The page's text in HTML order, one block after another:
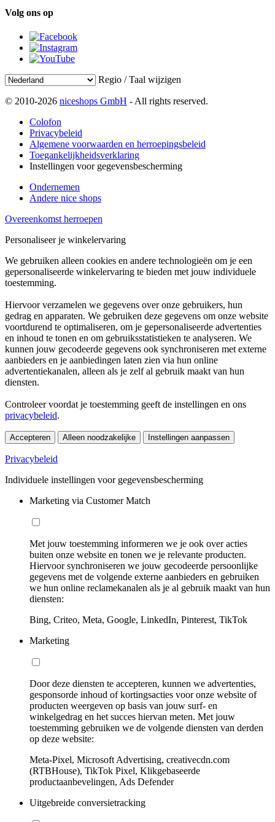
Volg ons op
Regio / Taal wijzigen
© 2010-2026 niceshops GmbH - All rights reserved.
Colofon
Privacybeleid
Algemene voorwaarden en herroepingsbeleid
Toegankelijkheidsverklaring
Instellingen voor gegevensbescherming
Ondernemen
Andere nice shops
Overeenkomst herroepen
Personaliseer je winkelervaring
We gebruiken alleen cookies en andere technologieën om je een
gepersonaliseerde winkelervaring te bieden met jouw individuele
toestemming.
Hiervoor verzamelen we gegevens over onze gebruikers, hun
gedrag en apparaten. We gebruiken deze gegevens om onze website
voortdurend te optimaliseren, om je gepersonaliseerde advertenties
en inhoud te tonen en om gebruiksstatistieken te analyseren. We
kunnen jouw gecodeerde gegevens ook synchroniseren met externe
aanbieders en je aanbiedingen laten zien via hun online
advertentiekanalen, alleen als je zelf al gebruik maakt van hun
diensten.
Controleer voordat je toestemming geeft de instellingen en ons
privacybeleid.
Accepteren Alleen noodzakelijke Instellingen aanpassen
Privacybeleid
Individuele instellingen voor gegevensbescherming
Marketing via Customer Match
Met jouw toestemming informeren we je ook over acties
buiten onze website en tonen we je relevante producten.
Hiervoor synchroniseren we jouw gecodeerde persoonlijke
gegevens met de volgende externe aanbieders en gebruiken
we hun online reclamekanalen als je al gebruik maakt van hun
diensten:
Bing, Criteo, Meta, Google, LinkedIn, Pinterest, TikTok
Marketing
Door deze diensten te accepteren, kunnen we advertenties,
gesponsorde inhoud of kortingsacties voor onze website of
producten weergeven op basis van jouw surf- en
winkelgedrag en het succes hiervan meten. Met jouw
toestemming gebruiken we de volgende diensten van derden
op deze website:
Meta-Pixel, Microsoft Advertising, creativecdn.com
(RTBHouse), TikTok Pixel, Klikgebaseerde
productaanbevelingen, Ads Defender
Uitgebreide conversietracking